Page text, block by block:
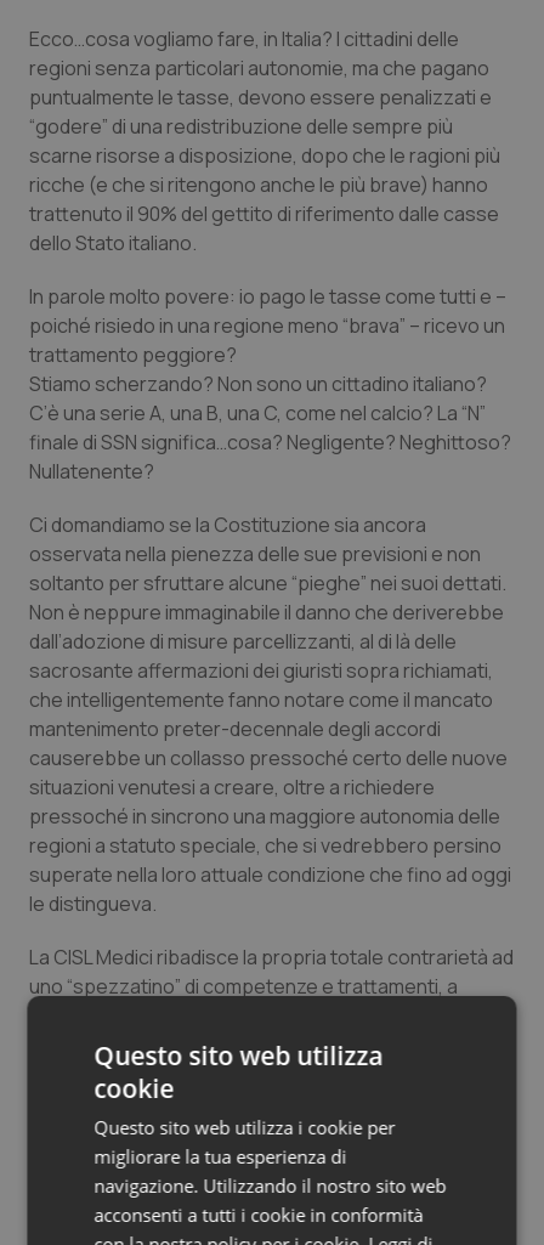
Toscana
Umbria
Valle D’Aosta
Veneto
Obesità
Oftalmologia
Oncodermatologia
Oncoematologia
Oncologia & Nutrizione
Psoriasi & pelle
Quotidiano Cardiologia
Quotidiano Chirurgia
Quotidiano Oncologia
Quotidiano Pediatria
Rene & patologie urogenitali
Salute orale & impianti
Sangue & coagulazione
Tiroide
Tumore al seno
Tumore ovarico
Tumori del Polmone & Testa Collo
Tumori gastrointestinali
Ulcera & Reflusso
Vaccini
Ecco…cosa vogliamo fare, in Italia? I cittadini delle
regioni senza particolari autonomie, ma che pagano
puntualmente le tasse, devono essere penalizzati e
“godere” di una redistribuzione delle sempre più
scarne risorse a disposizione, dopo che le ragioni più
ricche (e che si ritengono anche le più brave) hanno
trattenuto il 90% del gettito di riferimento dalle casse
dello Stato italiano.
In parole molto povere: io pago le tasse come tutti e –
poiché risiedo in una regione meno “brava” – ricevo un
trattamento peggiore?
Stiamo scherzando? Non sono un cittadino italiano?
C’è una serie A, una B, una C, come nel calcio? La “N”
finale di SSN significa…cosa? Negligente? Neghittoso?
Nullatenente?
Ci domandiamo se la Costituzione sia ancora
osservata nella pienezza delle sue previsioni e non
soltanto per sfruttare alcune “pieghe” nei suoi dettati.
Non è neppure immaginabile il danno che deriverebbe
dall’adozione di misure parcellizzanti, al di là delle
sacrosante affermazioni dei giuristi sopra richiamati,
che intelligentemente fanno notare come il mancato
mantenimento preter-decennale degli accordi
causerebbe un collasso pressoché certo delle nuove
situazioni venutesi a creare, oltre a richiedere
pressoché in sincrono una maggiore autonomia delle
regioni a statuto speciale, che si vedrebbero persino
superate nella loro attuale condizione che fino ad oggi
le distingueva.
La CISL Medici ribadisce la propria totale contrarietà ad
uno “spezzatino” di competenze e trattamenti, a
stato sociale, e – come in passato – lotterà con ogni
possibile mezzo per contrastare queste spinte che si
definiscono “autonomiste” ma si rivelano solo come
egoiste.
Dott. Biagio Papotto
Segretario Generale della Cisl Medici
Questo sito web utilizza
cookie
Questo sito web utilizza i cookie per
migliorare la tua esperienza di
navigazione. Utilizzando il nostro sito web
acconsenti a tutti i cookie in conformità